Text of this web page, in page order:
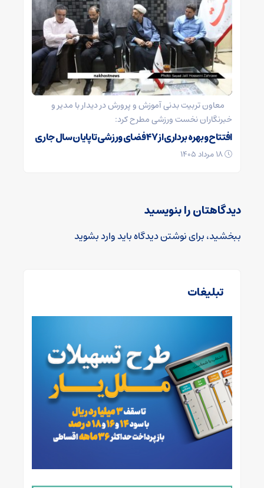
معاون تربیت بدنی آموزش و پرورش در دیدار با مدیر و
خبرنگاران نخست ورزشی مطرح کرد:
افتتاح وبهره برداری از ۴۷ فضای ورزشی تا پایان سال جاری
دیدگاهتان را بنویسید
ببخشید، برای نوشتن دیدگاه بایدوارد بشوید
تبلیغات